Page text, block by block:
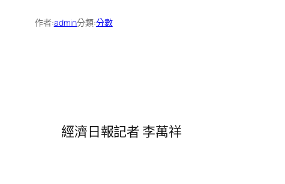
作者:admin分類:分數
經濟日報記者 李萬祥